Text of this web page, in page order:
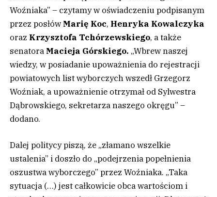
Woźniaka” – czytamy w oświadczeniu podpisanym
przez posłów Marię Koc, Henryka Kowalczyka
oraz Krzysztofa Tchórzewskiego, a także
senatora Macieja Górskiego. „Wbrew naszej
wiedzy, w posiadanie upoważnienia do rejestracji
powiatowych list wyborczych wszedł Grzegorz
Woźniak, a upoważnienie otrzymał od Sylwestra
Dąbrowskiego, sekretarza naszego okręgu” –
dodano.
Dalej politycy piszą, że „złamano wszelkie
ustalenia” i doszło do „podejrzenia popełnienia
oszustwa wyborczego” przez Woźniaka. „Taka
sytuacja (…) jest całkowicie obca wartościom i